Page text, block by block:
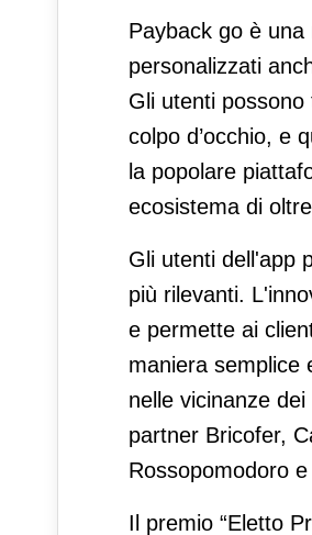
Payback go è una
personalizzati
Gli utenti
colpo d’occhio, e
la popolare
ecosistema di
Gli utenti dell'app
più rilevanti.
e permette ai
maniera semplice
nelle vicinanze
partner Bricofer,
Rossopomodoro e
Il premio “Eletto